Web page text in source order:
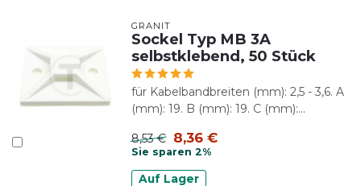
GRANIT
Sockel Typ MB 3A
selbstklebend, 50 Stück
für Kabelbandbreiten (mm): 2,5 - 3,6. A
(mm): 19. B (mm): 19. C (mm):...
8,53 € 8,36 €
Sie sparen 2%
Auf Lager